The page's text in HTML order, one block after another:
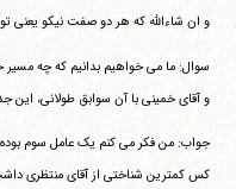
و ان شاءالله که هر دو صفت نیکو یعنی
سوال: ما می خواهیم بدانیم که چه
و آقای خمینی با آن سوابق طولانی، این
جواب: من فکر می کنم یک عامل سوم بوده
کس کمترین شناختی از آقای منتظری